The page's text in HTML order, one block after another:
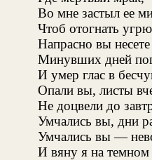
Во мне застыл ее
Чтоб отогнать
Напрасно вы
Минувших дней
И умер глас в
Опали вы, листы
Не доцвели до
Умчались вы, дни
Умчались вы —
И вяну я на темном